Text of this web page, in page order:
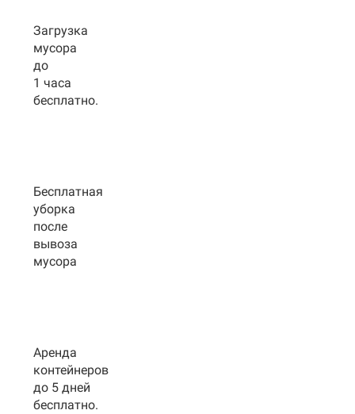
Загрузка
мусора
до
1 часа
бесплатно.
Бесплатная
уборка
после
вывоза
мусора
Аренда
контейнеров
до 5 дней
бесплатно.